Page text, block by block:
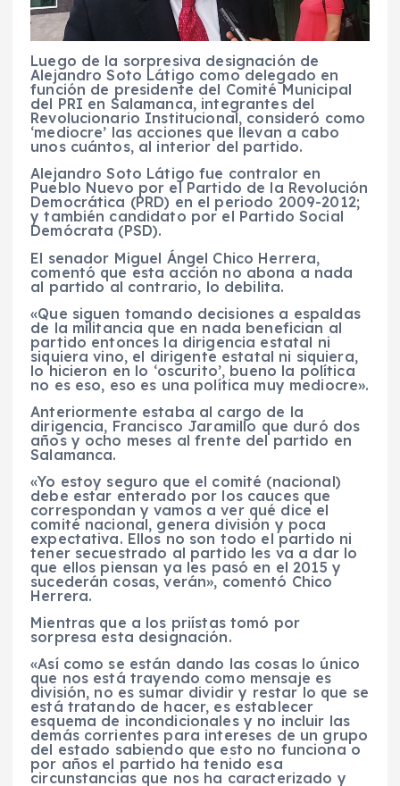
Luego de la sorpresiva designación de
Alejandro Soto Látigo como delegado en
función de presidente del Comité Municipal
del PRI en Salamanca, integrantes del
Revolucionario Institucional, consideró como
‘mediocre’ las acciones que llevan a cabo
unos cuántos, al interior del partido.
Alejandro Soto Látigo fue contralor en
Pueblo Nuevo por el Partido de la Revolución
Democrática (PRD) en el periodo 2009-2012;
y también candidato por el Partido Social
Demócrata (PSD).
El senador Miguel Ángel Chico Herrera,
comentó que esta acción no abona a nada
al partido al contrario, lo debilita.
«Que siguen tomando decisiones a espaldas
de la militancia que en nada benefician al
partido entonces la dirigencia estatal ni
siquiera vino, el dirigente estatal ni siquiera,
lo hicieron en lo ‘oscurito’, bueno la política
no es eso, eso es una política muy mediocre».
Anteriormente estaba al cargo de la
dirigencia, Francisco Jaramillo que duró dos
años y ocho meses al frente del partido en
Salamanca.
«Yo estoy seguro que el comité (nacional)
debe estar enterado por los cauces que
correspondan y vamos a ver qué dice el
comité nacional, genera división y poca
expectativa. Ellos no son todo el partido ni
tener secuestrado al partido les va a dar lo
que ellos piensan ya les pasó en el 2015 y
sucederán cosas, verán», comentó Chico
Herrera.
Mientras que a los priístas tomó por
sorpresa esta designación.
«Así como se están dando las cosas lo único
que nos está trayendo como mensaje es
división, no es sumar dividir y restar lo que se
está tratando de hacer, es establecer
esquema de incondicionales y no incluir las
demás corrientes para intereses de un grupo
del estado sabiendo que esto no funciona o
por años el partido ha tenido esa
circunstancias que nos ha caracterizado y